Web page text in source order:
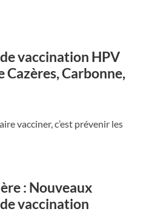
vaccination HPV
Cazères, Carbonne,
vacciner, c’est prévenir les
: Nouveaux
vaccination